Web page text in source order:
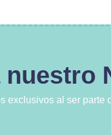
exclusivos al ser parte